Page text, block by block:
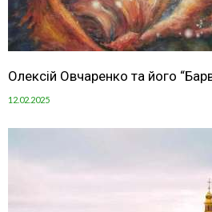
Олексій Овчаренко та його
12.02.2025